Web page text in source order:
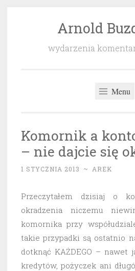
Arnold
wydarzenia
Menu
Komornik a
– nie dajcie się
1 STYCZNIA 2013 ~ AREK
Przeczytałem dzisiaj o
okradzenia niczemu
komornika przy
takie przypadki są ostatnio
dotknąć KAŻDEGO – nawet
kredytów, pożyczek ani